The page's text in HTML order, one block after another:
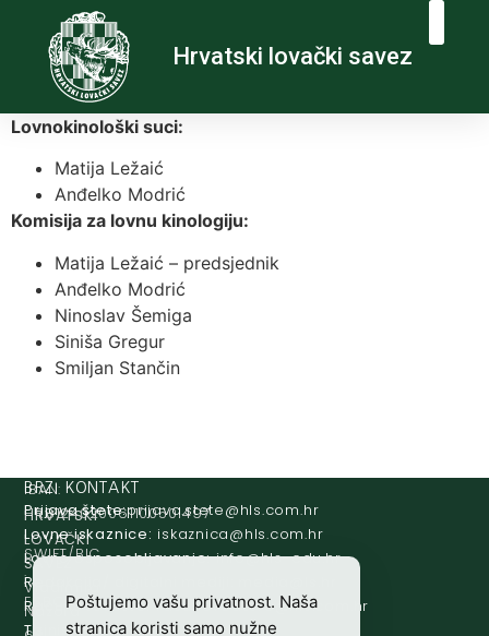
Hrvatski lovački savez
Lovnokinološki suci:
Matija Ležaić
Anđelko Modrić
Komisija za lovnu kinologiju:
Matija Ležaić – predsjednik
Anđelko Modrić
Ninoslav Šemiga
Siniša Gregur
Smiljan Stančin
HRVATSKI
LOVAČKI
SAVEZ
Vladimira
Nazora
IBAN:
HR8124020061100501497
SWIFT/BIC
:
ESBCHR22
BRZI KONTAKT
Prijava štete: rh.moc.slh
@etets.avajirp
Lovne iskaznice:
rh.moc.slh
@acinzaksi
Lovno osposobljavanje:
rh.ude-slh
@ofni
Redakcija/ digitalni mediji:
Računovodstvo:
rh.moc.slh
@ovtsdovonucar
Tajništvo:
rh.sl
@slh
Poštujemo vašu privatnost. Naša
stranica koristi samo nužne